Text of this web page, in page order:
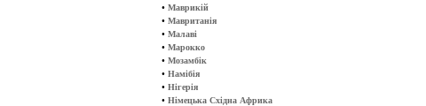
• Маврикій
• Мавританія
• Малаві
• Марокко
• Мозамбік
• Намібія
• Нігерія
• Німецька Східна Африка